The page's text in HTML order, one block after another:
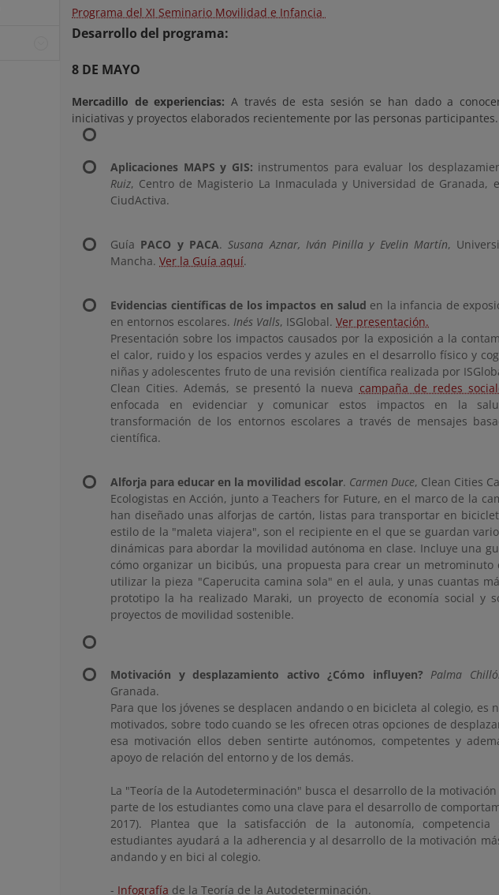
Programa del XI Seminario Movilidad e Infancia
Desarrollo del programa:
8 DE MAYO
Mercadillo de experiencias: A través de esta sesión se han dado a
iniciativas y proyectos elaborados recientemente por las personas participantes.
Aplicaciones MAPS y GIS: instrumentos para evaluar los
Ruiz, Centro de Magisterio La Inmaculada y Universidad de Granada, e
CiudActiva.
Guía PACO y PACA.Susana Aznar, Iván Pinilla y Evelin Martín,
Mancha. Ver la Guía aquí.
Evidencias científicas de los impactos en salud en la infancia de
en entornos escolares. Inés Valls, ISGlobal. Ver presentación.
Presentación sobre los impactos causados por la exposición a la
el calor, ruido y los espacios verdes y azules en el desarrollo físico y
niñas y adolescentes fruto de una revisión científica realizada por
Clean Cities. Además, se presentó la nueva campaña de redes
enfocada en evidenciar y comunicar estos impactos en la
transformación de los entornos escolares a través de mensajes
científica.
Alforja para educar en la movilidad escolar. Carmen Duce, Clean Cities
Ecologistas en Acción, junto a Teachers for Future, en el marco de la
han diseñado unas alforjas de cartón, listas para transportar en
estilo de la "maleta viajera", son el recipiente en el que se guardan
dinámicas para abordar la movilidad autónoma en clase. Incluye una
cómo organizar un bicibús, una propuesta para crear un metrominuto
utilizar la pieza "Caperucita camina sola" en el aula, y unas cuantas
prototipo la ha realizado Maraki, un proyecto de economía social y
proyectos de movilidad sostenible.
Motivación y desplazamiento activo ¿Cómo influyen? Palma
Granada.
Para que los jóvenes se desplacen andando o en bicicleta al colegio, es
motivados, sobre todo cuando se les ofrecen otras opciones de
esa motivación ellos deben sentirte autónomos, competentes y
apoyo de relación del entorno y de los demás.
La "Teoría de la Autodeterminación" busca el desarrollo de la
parte de los estudiantes como una clave para el desarrollo de
2017). Plantea que la satisfacción de la autonomía,
estudiantes ayudará a la adherencia y al desarrollo de la motivación
andando y en bici al colegio.
- Infografía de la Teoría de la Autodeterminación.